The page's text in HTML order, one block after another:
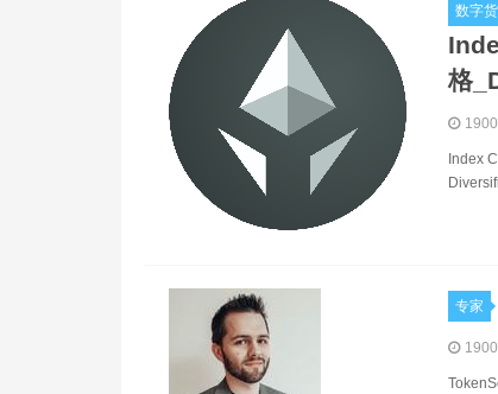
数字
格
Index
专家